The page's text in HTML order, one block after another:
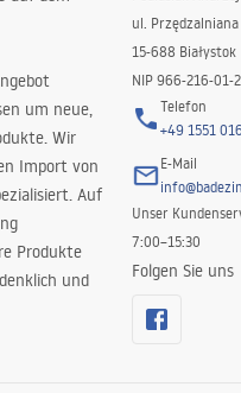
um neue,
Wir
Import von
Auf
Produkte
und
ul.
15-688 Białystok
NIP 966-216-01-
Telefon
+49 1551
E-Mail
Unser
7:00–15:30
Folgen Sie uns